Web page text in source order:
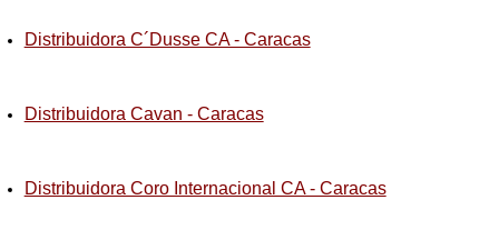
Distribuidora C´Dusse CA - Caracas
Distribuidora Cavan - Caracas
Distribuidora Coro Internacional CA - Caracas